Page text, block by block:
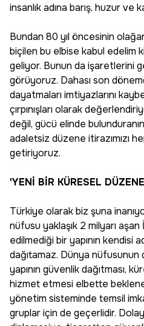
insanlık adına barış, huzur ve
Bundan 80 yıl öncesinin
biçilen bu elbise kabul edelim
geliyor. Bunun da işaretlerini
görüyoruz. Dahası son
dayatmaları imtiyazlarını
çırpınışları olarak
değil, gücü elinde
adaletsiz düzene itirazımızı
getiriyoruz.
'YENİ BİR KÜRESEL
Türkiye olarak biz şuna
nüfusu yaklaşık 2 milyarı
edilmediği bir yapının kendisi
dağıtamaz. Dünya nüfusunun
yapının güvenlik dağıtması,
hizmet etmesi elbette
yönetim sisteminde temsil
gruplar için de geçerlidir.